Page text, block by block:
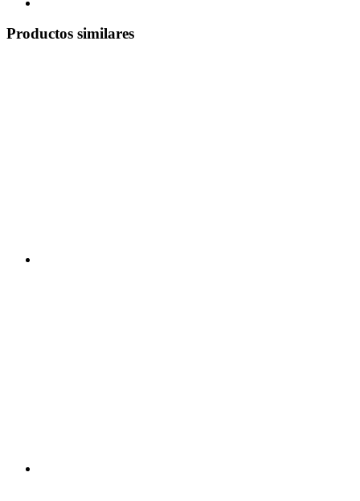
Productos similares